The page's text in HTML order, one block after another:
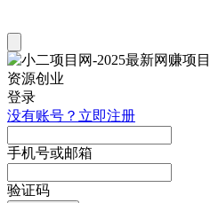
登录
没有账号？立即注册
手机号或邮箱
验证码